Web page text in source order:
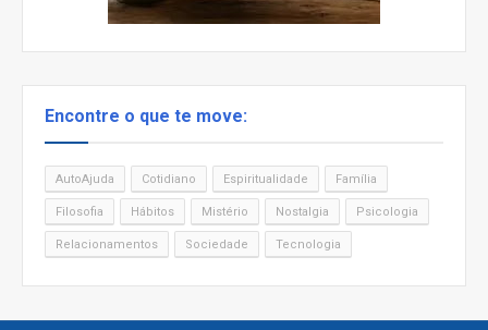
Encontre o que te move:
AutoAjuda Cotidiano Espiritualidade Família
Filosofia Hábitos Mistério Nostalgia Psicologia
Relacionamentos Sociedade Tecnologia